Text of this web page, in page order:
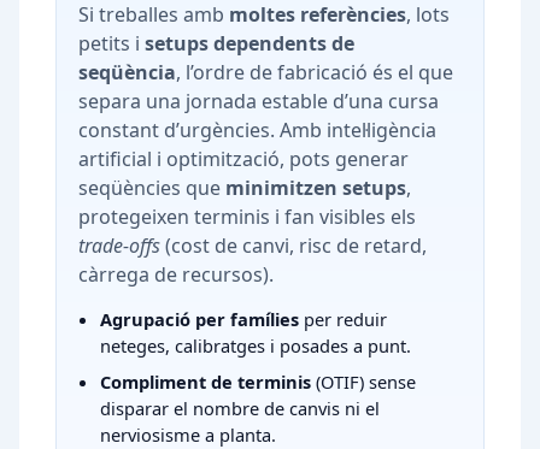
Si treballes amb moltes referències, lots
petits isetups dependents de
seqüència, l’ordre de fabricació és el que
separa una jornada estable d’una cursa
constant d’urgències. Amb intel·ligència
artificial i optimització, pots generar
seqüències que minimitzen setups,
protegeixen terminis i fan visibles els
trade-offs(cost de canvi, risc de retard,
càrrega de recursos).
Agrupació per famílies per reduir
neteges, calibratges i posades a punt.
Compliment de terminis (OTIF) sense
disparar el nombre de canvis ni el
nerviosisme a planta.